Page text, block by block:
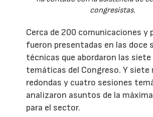
congresistas.
Cerca de 200 comunicaciones y
fueron presentadas en las doce
técnicas que abordaron las siete
temáticas del Congreso. Y siete
redondas y cuatro sesiones
analizaron asuntos de la
para el sector.